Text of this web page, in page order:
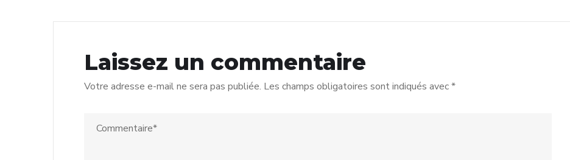
Laissez un commentaire
Votre adresse e-mail ne sera pas publiée. Les champs obligatoires sont indiqués avec*